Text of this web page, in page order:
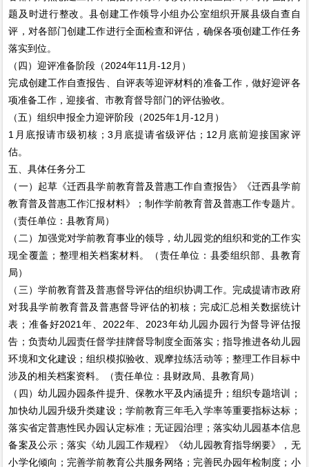
题及时进行整改。县创建工作领导小组办公室组织开展县级自查自
评，对各部门创建工作进行全面检查和评估，确保各项创建工作任务
落实到位。
（四）迎评准备阶段（2024年11月-12月）
完成创建工作自查报告、自评表等迎评材料的准备工作，做好迎评各
项准备工作，迎接省、市教育督导部门的评估验收。
（五）组织申报全力迎评阶段（2025年1月-12月）
1月底报请市级初核；3月底提请省级评估；12月底前迎接国家评
估。
五、具体任务分工
（一）起草《迁西县学前教育普及普惠工作自查报告》《迁西县学前
教育普及普惠工作汇报材料》；制作学前教育普及普惠工作专题片。
（责任单位：县教育局）
（二）加强党对学前教育事业的领导，幼儿园党的组织和党的工作实
现全覆盖；整理相关档案材料。（责任单位：县委组织部、县教育
局）
（三）学前教育普及普惠督导评估的组织协调工作。完成提请市政府
对我县学前教育普及普惠督导评估的初核；完成汇总相关数据统计
表；准备好2021年、2022年、2023年幼儿园办园行为督导评估报
告；负责幼儿园责任督学挂牌督导制度全面落实；指导推进各幼儿园
环境和文化建设；组织模拟验收、观摩拉练活动等；整理工作目标中
涉及的相关档案资料。（责任单位：县财政局、县教育局）
（四）幼儿园办园条件提升、保教水平及内涵提升；组织专题培训；
加快幼儿园升级升类建设；学前教育三年毛入学率等重要指标达标；
落实省定普惠性民办园认定标准；无证园治理；落实幼儿园基本信息
备案及公示；落实《幼儿园工作规程》《幼儿园教育指导纲要》，无
小学化倾向；完善学前教育公共服务网络；完善民办园年检制度；小